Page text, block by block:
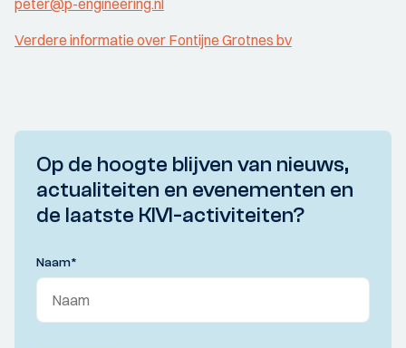
peter@p-engineering.nl
Verdere informatie over Fontijne Grotnes bv
Op de hoogte blijven van nieuws,
actualiteiten en evenementen en
de laatste KIVI-activiteiten?
Naam*